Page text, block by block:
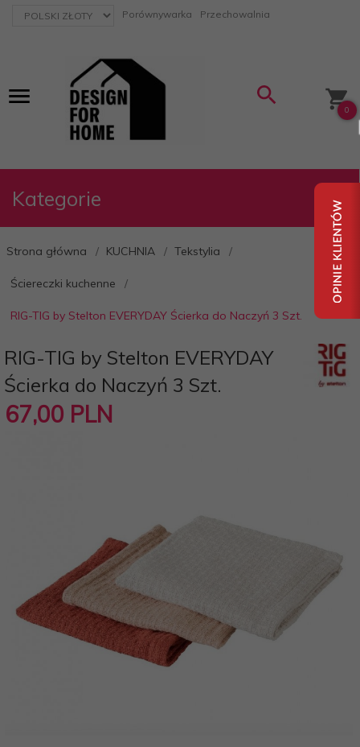
currency_h Porównywarka Przechowalnia
0
Kategorie
Strona główna KUCHNIA Tekstylia
Ściereczki kuchenne
RIG-TIG by Stelton EVERYDAY Ścierka do Naczyń 3 Szt.
RIG-TIG by Stelton EVERYDAY
Ścierka do Naczyń 3 Szt.
67,00 PLN